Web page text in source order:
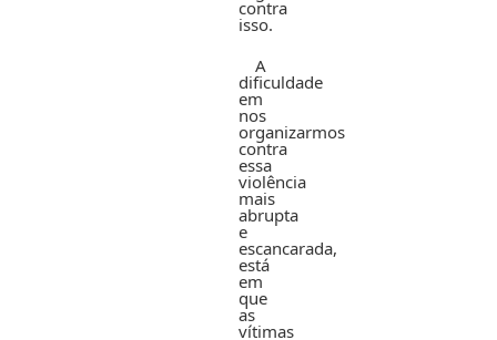
contra
isso.
A
dificuldade
em
nos
organizarmos
contra
essa
violência
mais
abrupta
e
escancarada,
está
em
que
as
vítimas